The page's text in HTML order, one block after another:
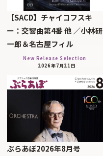
【SACD】チャイコフスキ
ー：交響曲第4番 他 ／小林研
一郎＆名古屋フィル
New Release Selection
2026年7月21日
ぶらあぼ2026年8月号